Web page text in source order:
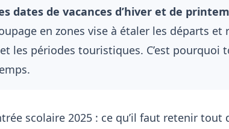
dates de vacances d’hiver et de
en zones vise à étaler les départs
les périodes touristiques. C’est pourquoi
scolaire 2025 : ce qu’il faut retenir tout